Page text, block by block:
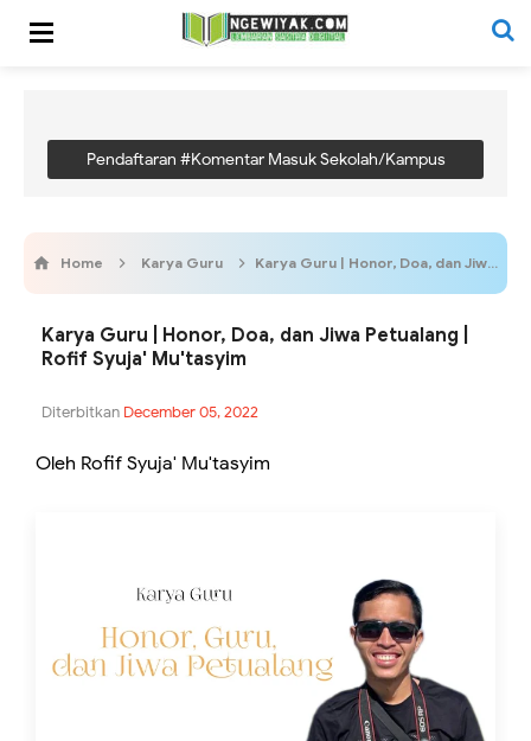
Pendaftaran #Komentar Masuk Sekolah/Kampus
Home Karya Guru Karya Guru | Honor, Doa, dan Jiwa Petualang | Rofif Syuja' Mu'tasyim
Karya Guru | Honor, Doa, dan Jiwa Petualang |
Rofif Syuja' Mu'tasyim
Diterbitkan December 05, 2022
Oleh Rofif Syuja' Mu'tasyim